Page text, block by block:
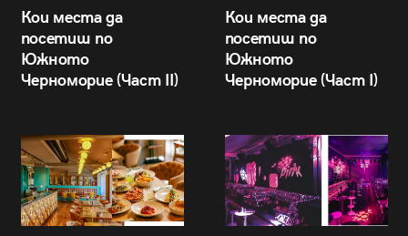
Кои места да
посетиш по
Южното
Черноморие (Част II)
Кои места да
посетиш по
Южното
Черноморие (Част I)